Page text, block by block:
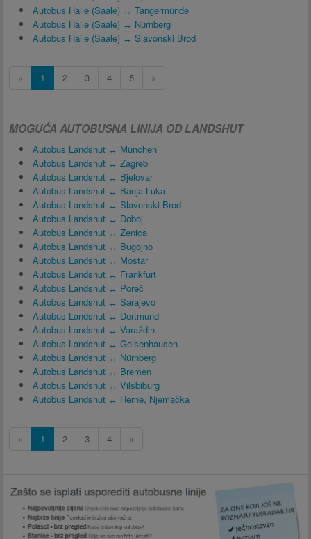
Autobus Halle (Saale) ↔ Tangermünde
Autobus Halle (Saale) ↔ Nürnberg
Autobus Halle (Saale) ↔ Slavonski Brod
« 1 2 3 4 5 »
MOGUĆA AUTOBUSNA LINIJA OD LANDSHUT
Autobus Landshut ↔ München
Autobus Landshut ↔ Zagreb
Autobus Landshut ↔ Bjelovar
Autobus Landshut ↔ Banja Luka
Autobus Landshut ↔ Slavonski Brod
Autobus Landshut ↔ Doboj
Autobus Landshut ↔ Zenica
Autobus Landshut ↔ Bugojno
Autobus Landshut ↔ Mostar
Autobus Landshut ↔ Frankfurt
Autobus Landshut ↔ Poreč
Autobus Landshut ↔ Sarajevo
Autobus Landshut ↔ Dortmund
Autobus Landshut ↔ Varaždin
Autobus Landshut ↔ Geisenhausen
Autobus Landshut ↔ Nürnberg
Autobus Landshut ↔ Bremen
Autobus Landshut ↔ Vilsbiburg
Autobus Landshut ↔ Herne, Njemačka
« 1 2 3 4 »